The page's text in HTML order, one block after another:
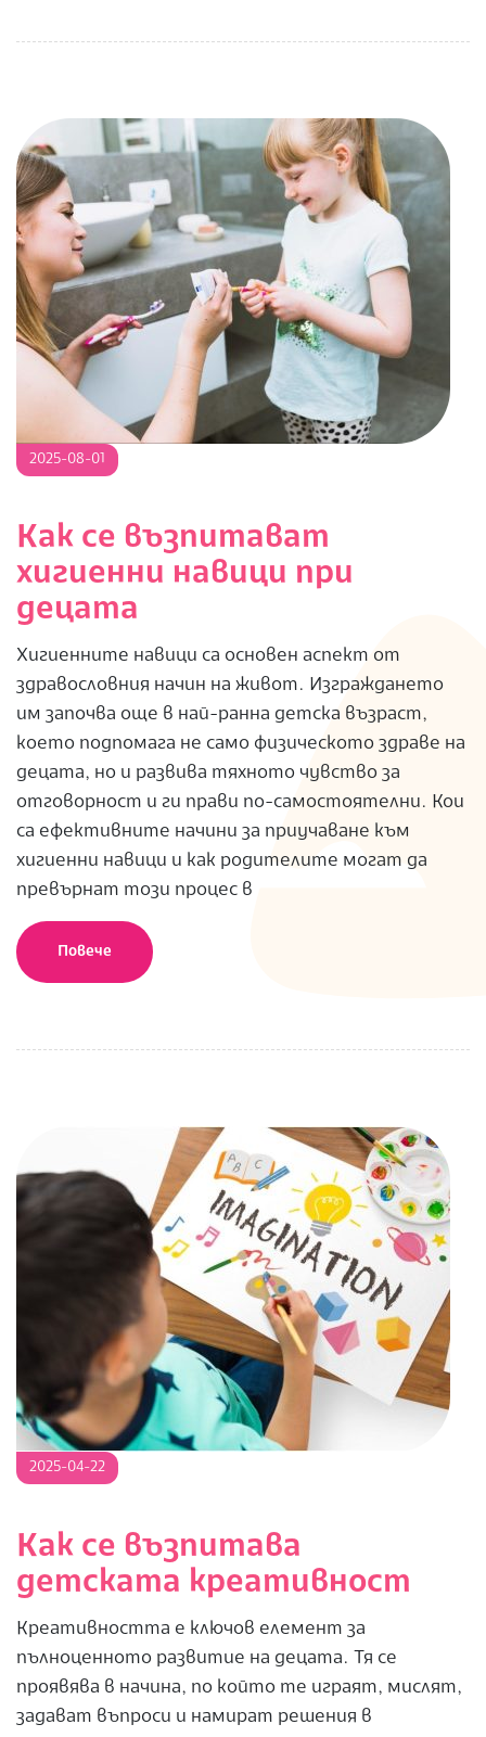
2025-
2025-08-01
Как се възпитават
хигиенни навици при
децата
Хигиенните навици са основен аспект от
здравословния начин на живот. Изграждането
им започва още в най-ранна детска възраст,
което подпомага не само физическото здраве на
децата, но и развива тяхното чувство за
отговорност и ги прави по-самостоятелни. Кои
са ефективните начини за приучаване към
хигиенни навици и как родителите могат да
превърнат този процес в
Повече
2025-
2025-04-22
Как се възпитава
детската креативност
Креативността е ключов елемент за
пълноценното развитие на децата. Тя се
проявява в начина, по който те играят, мислят,
задават въпроси и намират решения в